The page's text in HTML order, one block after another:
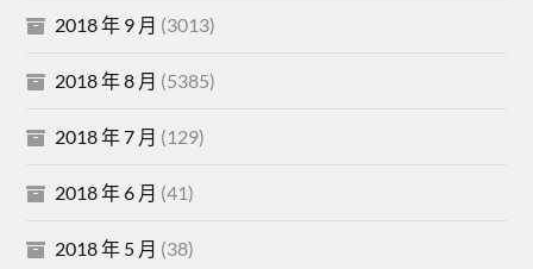
2018 年 9 月 (3013)
2018 年 8 月 (5385)
2018 年 7 月 (129)
2018 年 6 月 (41)
2018 年 5 月 (38)